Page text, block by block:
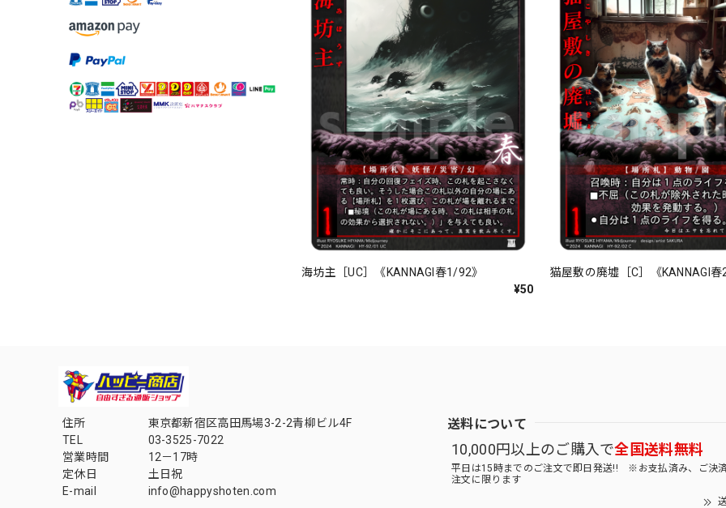
海坊主［UC］《KANNAGI春1/92》
¥50
猫屋敷の廃墟［C］《KANNAGI
住所
東京都新宿区高田馬場3-2-2青柳ビル4F
TEL
03-3525-7022
営業時間
12－17時
定休日
土日祝
E-mail
info@happyshoten.com
送料について
10,000円以上のご購入で全国送料無料
平日は15時までのご注文で即日発送!! ※お支払済み、ご決
注文に限ります